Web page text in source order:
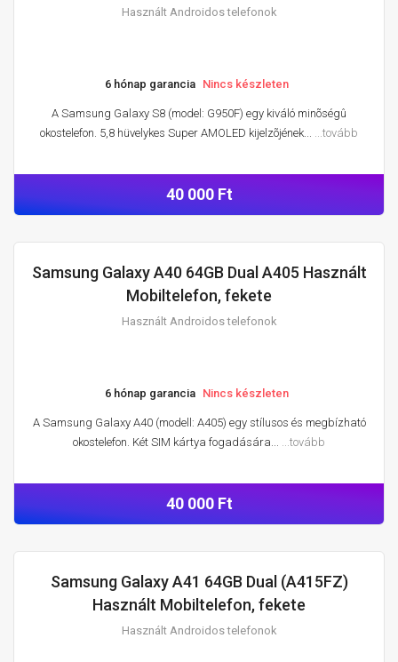
Használt Androidos telefonok
6 hónap garancia Nincs készleten
A Samsung Galaxy S8 (model: G950F) egy kiváló minõségû
okostelefon. 5,8 hüvelykes Super AMOLED kijelzõjének... ...tovább
40 000 Ft
Samsung Galaxy A40 64GB Dual A405 Használt
Mobiltelefon, fekete
Használt Androidos telefonok
6 hónap garancia Nincs készleten
A Samsung Galaxy A40 (modell: A405) egy stílusos és megbízható
okostelefon. Két SIM kártya fogadására... ...tovább
40 000 Ft
HASZNÁLT ANDROIDOS TELEFONOK
Samsung Galaxy A41 64GB Dual (A415FZ)
Használt Mobiltelefon, fekete
Használt Androidos telefonok